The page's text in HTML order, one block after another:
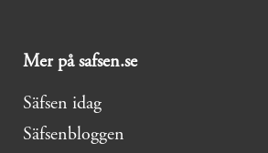
Mer på safsen.se
Säfsen idag
Säfsenbloggen